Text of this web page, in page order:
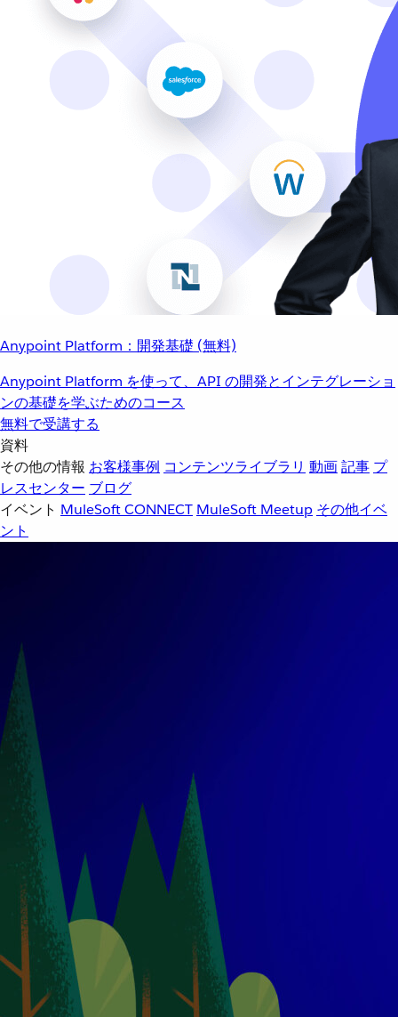
Anypoint Platform：開発基礎 (無料)
Anypoint Platform を使って、API の開発とインテグレーショ
ンの基礎を学ぶためのコース
無料で受講する
資料
その他の情報 お客様事例 コンテンツライブラリ 動画記事 プ
レスセンター ブログ
イベント MuleSoft CONNECT MuleSoft Meetup その他イベ
ント